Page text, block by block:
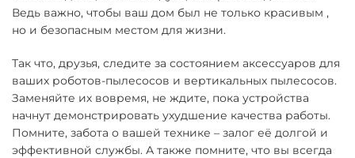
Ведь важно, чтобы ваш дом был не только красивым ,
но и безопасным местом для жизни.
Так что, друзья, следите за состоянием аксессуаров для
ваших роботов-пылесосов и вертикальных пылесосов.
Заменяйте их вовремя, не ждите, пока устройства
начнут демонстрировать ухудшение качества работы.
Помните, забота о вашей технике – залог её долгой и
эффективной службы. А также помните, что вы всегда